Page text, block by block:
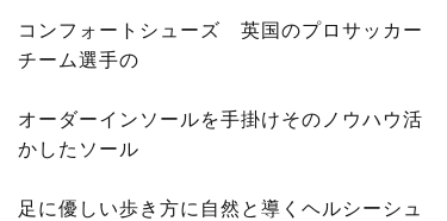
コンフォートシューズ 英国のプロサッカー
チーム選手の
オーダーインソールを手掛けそのノウハウ活
かしたソール
足に優しい歩き方に自然と導くヘルシーシュ